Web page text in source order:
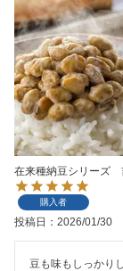
在来種納豆シリーズ
購入者
投稿日 2026/01/30
豆も味もしっかり